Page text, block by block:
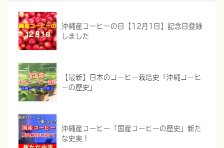
沖縄産コーヒーの日【12月1日】記念日登録
しました
【最新】日本のコーヒー栽培史「沖縄コーヒ
ーの歴史」
沖縄産コーヒー「国産コーヒーの歴史」新た
な史実！